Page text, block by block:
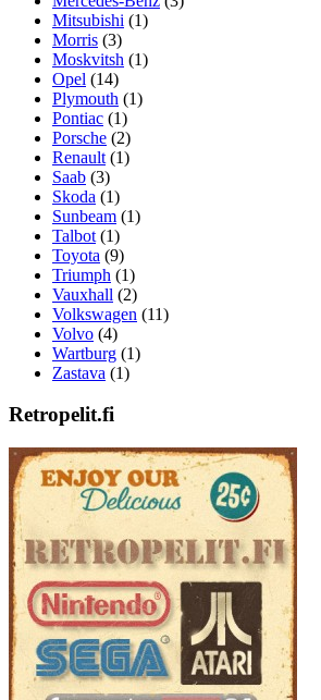
Mitsubishi (1)
Morris (3)
Moskvitsh (1)
Opel (14)
Plymouth (1)
Pontiac (1)
Porsche (2)
Renault (1)
Saab (3)
Skoda (1)
Sunbeam (1)
Talbot (1)
Toyota (9)
Triumph (1)
Vauxhall (2)
Volkswagen (11)
Volvo (4)
Wartburg (1)
Zastava (1)
Retropelit.fi